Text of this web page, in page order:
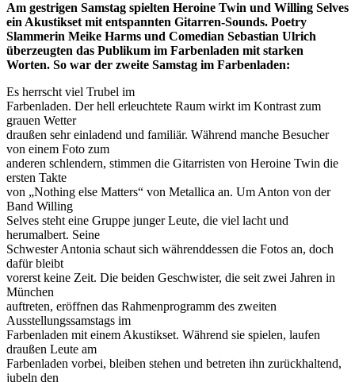
Am gestrigen Samstag spielten Heroine Twin und Willing Selves
ein Akustikset mit entspannten Gitarren-Sounds. Poetry
Slammerin Meike Harms und Comedian Sebastian Ulrich
überzeugten das Publikum im Farbenladen mit starken
Worten. So war der zweite Samstag im Farbenladen:
Es herrscht viel Trubel im
Farbenladen. Der hell erleuchtete Raum wirkt im Kontrast zum
grauen Wetter
draußen sehr einladend und familiär. Während manche Besucher
von einem Foto zum
anderen schlendern, stimmen die Gitarristen von Heroine Twin die
ersten Takte
von „Nothing else Matters“ von Metallica an. Um Anton von der
Band Willing
Selves steht eine Gruppe junger Leute, die viel lacht und
herumalbert. Seine
Schwester Antonia schaut sich währenddessen die Fotos an, doch
dafür bleibt
vorerst keine Zeit. Die beiden Geschwister, die seit zwei Jahren in
München
auftreten, eröffnen das Rahmenprogramm des zweiten
Ausstellungssamstags im
Farbenladen mit einem Akustikset. Während sie spielen, laufen
draußen Leute am
Farbenladen vorbei, bleiben stehen und betreten ihn zurückhaltend,
jubeln den